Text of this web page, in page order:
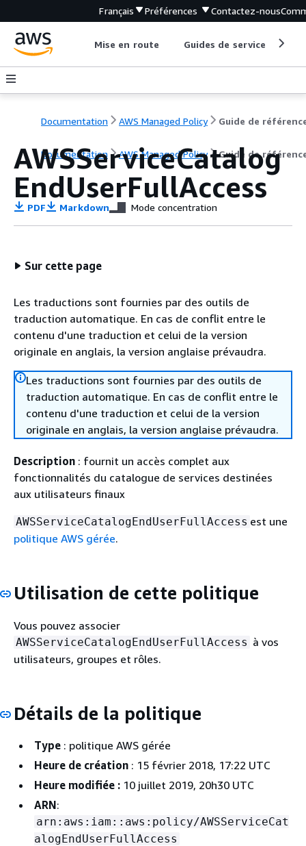
Français Préférences Contactez-nous
Mise en route Guides de service
Documentation AWS Managed Policy Guide de
Documentation AWS Managed Policy Guide de
AWSServiceCatalog
EndUserFullAccess
PDF Markdown Mode concentration
Sur cette page
Les traductions sont fournies par des outils de
traduction automatique. En cas de conflit entre le
contenu d'une traduction et celui de la version
originale en anglais, la version anglaise prévaudra.
Les traductions sont fournies par des outils de
traduction automatique. En cas de conflit entre le
contenu d'une traduction et celui de la version
originale en anglais, la version anglaise prévaudra.
Description : fournit un accès complet aux
fonctionnalités du catalogue de services destinées
aux utilisateurs finaux
AWSServiceCatalogEndUserFullAccess est une
politique AWS gérée.
Utilisation de cette politique
Vous pouvez associer
AWSServiceCatalogEndUserFullAccess à vos
utilisateurs, groupes et rôles.
Détails de la politique
Type : politique AWS gérée
Heure de création : 15 février 2018, 17:22 UTC
Heure modifiée : 10 juillet 2019, 20h30 UTC
ARN:
arn:aws:iam::aws:policy/AWSServiceCat
alogEndUserFullAccess